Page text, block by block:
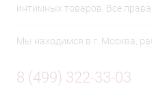
интимных товаров. Все
Мы находимся в г. Москва,
8 (499) 322-33-03